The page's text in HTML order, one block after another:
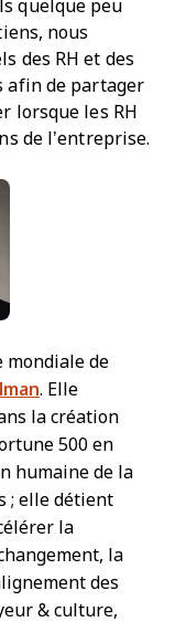
quelque peu
nous
des RH et des
afin de partager
lorsque les RH
de l’entreprise.
mondiale de
. Elle
la création
500 en
humaine de la
; elle détient
la
la
des
& culture,